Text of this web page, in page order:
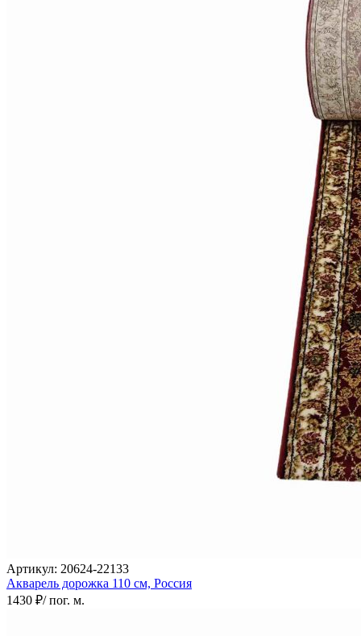
Артикул: 20624-22133
Акварель дорожка 110 см, Россия
1430 ₽/ пог. м.